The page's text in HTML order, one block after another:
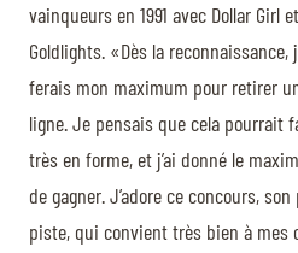
vainqueurs en 1991 avec Dollar Girl
Goldlights. «Dès la reconnaissance,
ferais mon maximum pour retirer
ligne. Je pensais que cela pourrait
très en forme, et j’ai donné le
de gagner. J’adore ce concours,
piste, qui convient très bien à mes